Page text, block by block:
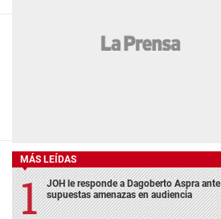
MÁS LEÍDAS
JOH le responde a Dagoberto Aspra ante
supuestas amenazas en audiencia